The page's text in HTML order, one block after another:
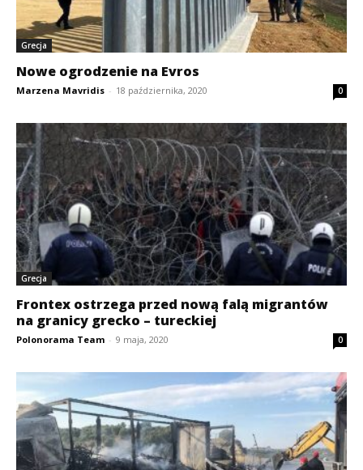
Grecja
Nowe ogrodzenie na Evros
Marzena Mavridis - 18 października, 2020 0
Grecja
Frontex ostrzega przed nową falą migrantów
na granicy grecko – tureckiej
Polonorama Team - 9 maja, 2020 0